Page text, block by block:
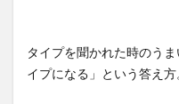
タイプを聞かれた時のう
イプになる」という答え方